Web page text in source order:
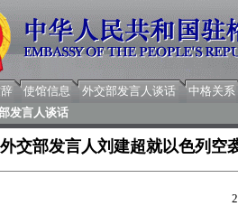
使馆信息 外交部发言人谈话
中格关系
发言人谈话
外交部发言人刘建超就以色列空